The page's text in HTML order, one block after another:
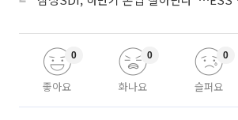
좋아요
0
화나요
0
슬퍼요
0